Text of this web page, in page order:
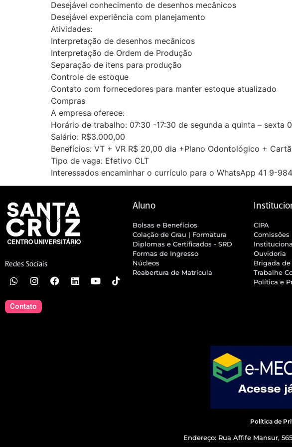
Desejável conhecimento de desenhos mecânicos
Desejável experiência com planejamento
Atividades:
Interpretação de desenhos mecânicos
Interpretação de Ordem de Produção
Separação de itens para produção
Controle de estoque
Contato com fornecedores para manter estoque atualizado
Compras
A empresa oferece:
Horário de trabalho: 07:30 -17:30 de segunda a quinta – sexta
Salário: R$3.000,00
Benefícios: VT + VR R$ 20,00 dia +Plano Odontológico +
Tipo de vaga: Efetivo CLT
Interessados encaminhar o currículo para o WhatsApp 41 9-
Redes Sociais
Contato
Aluno
Bolsas e Benefícios
Colação de Grau | Formatura
Diplomas e Certificados - SRD
Formas de Ingresso
Núcleos
Reabertura de Matrícula
CIPA
Comissões
Ouvidoria
Brigada
Trabalhe
Política e
Política de
Endereço: Rua Affife Mansur,